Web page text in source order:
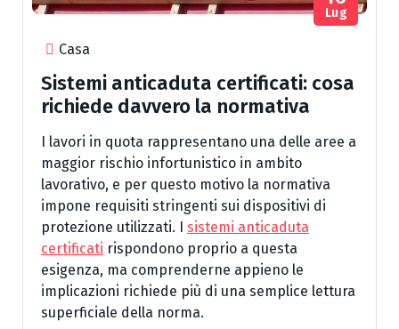
Casa
Lug
Sistemi anticaduta certificati: cosa
richiede davvero la normativa
I lavori in quota rappresentano una delle aree a
maggior rischio infortunistico in ambito
lavorativo, e per questo motivo la normativa
impone requisiti stringenti sui dispositivi di
protezione utilizzati. I sistemi anticaduta
certificati rispondono proprio a questa
esigenza, ma comprenderne appieno le
implicazioni richiede più di una semplice lettura
superficiale della norma.